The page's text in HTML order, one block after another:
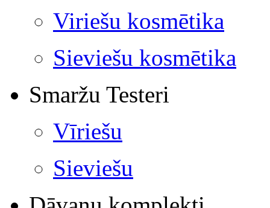
Viriešu kosmētika
Sieviešu kosmētika
Smaržu Testeri
Vīriešu
Sieviešu